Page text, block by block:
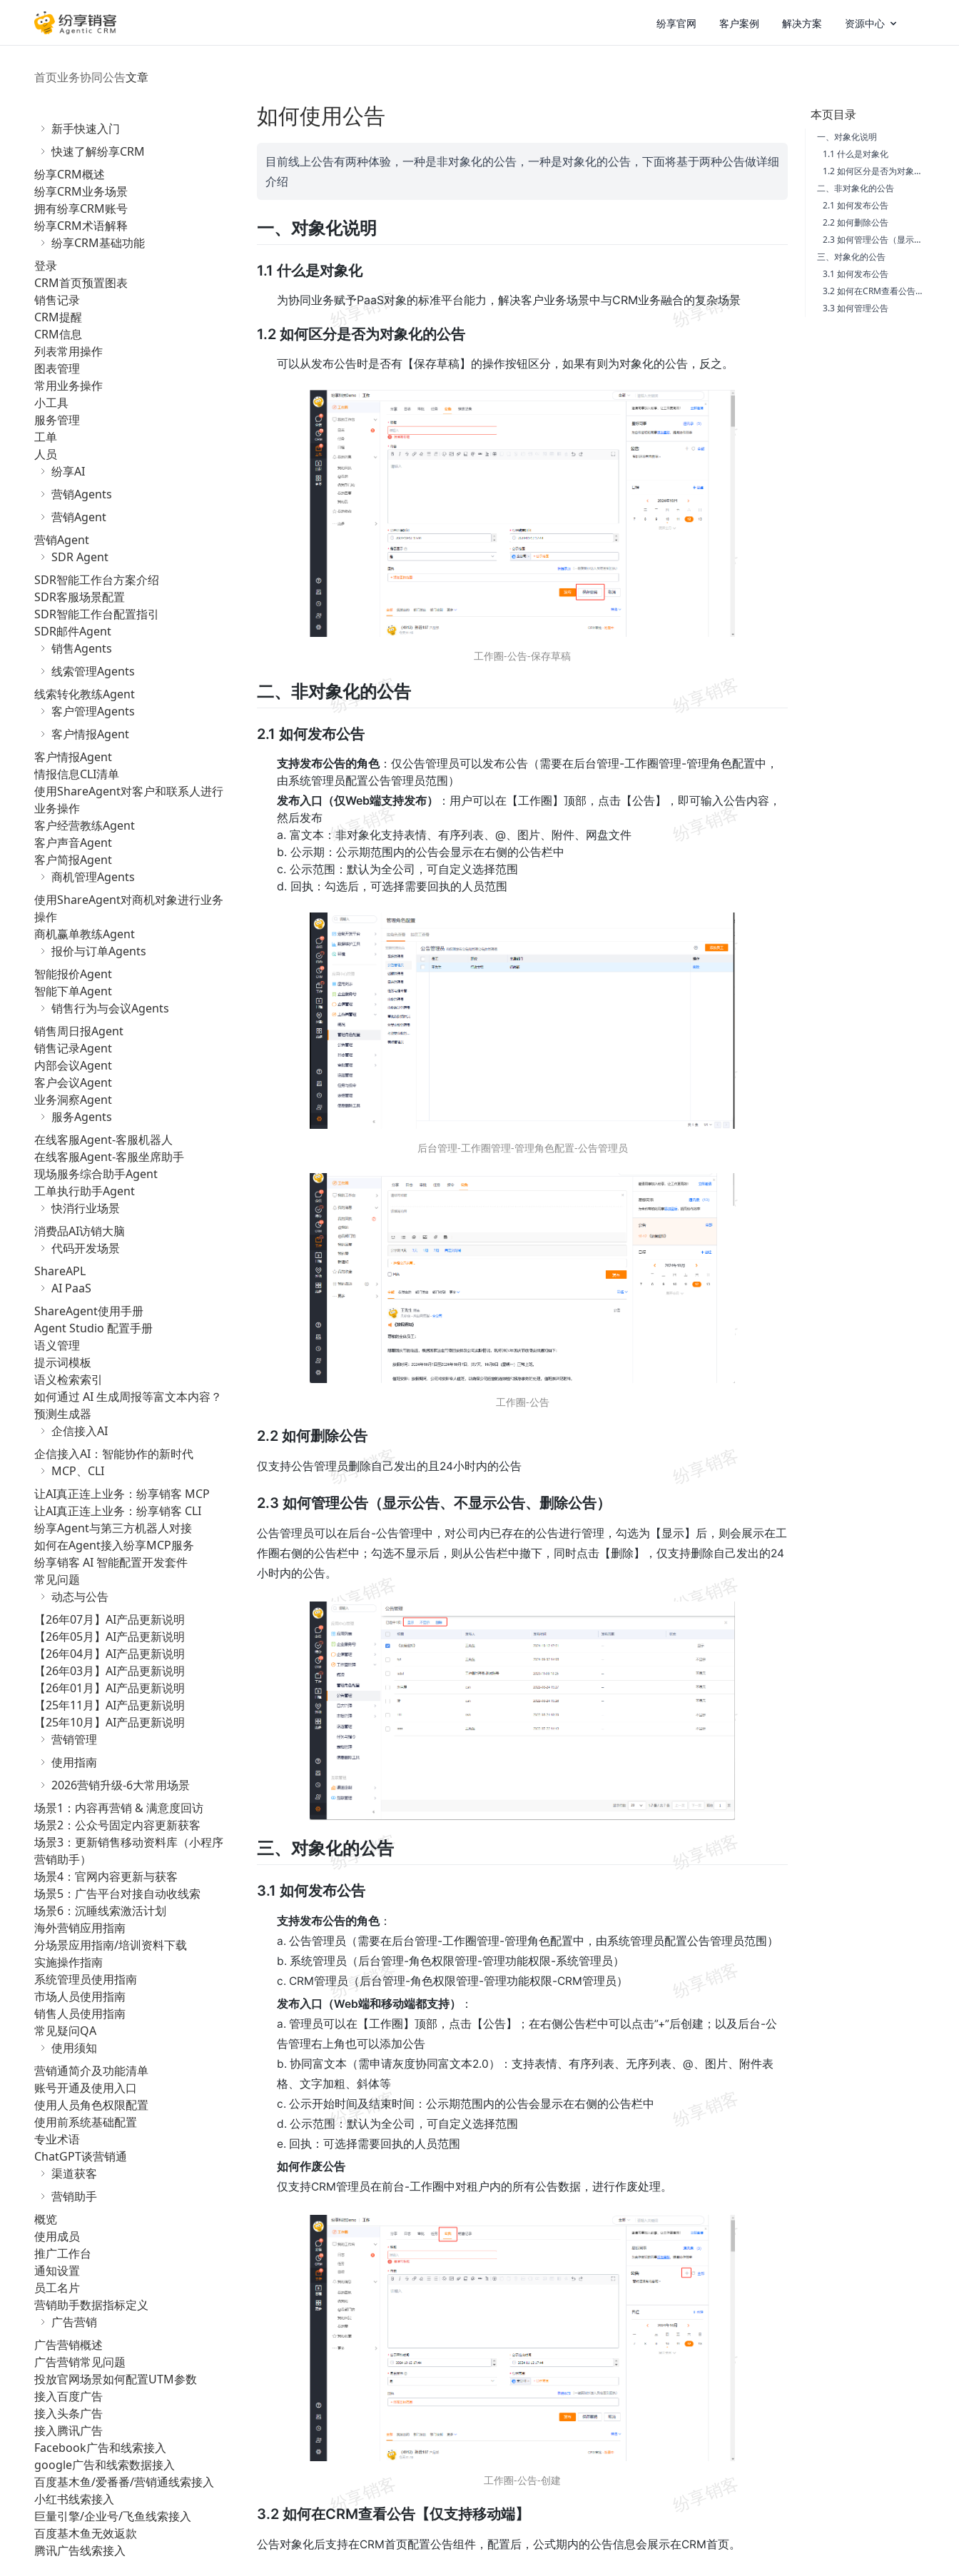
纷享官网 客户案例 解决方案 资源中心
首页业务协同公告文章
新手快速入门
快速了解纷享CRM
纷享CRM概述
纷享CRM业务场景
拥有纷享CRM账号
纷享CRM术语解释
纷享CRM基础功能
登录
CRM首页预置图表
销售记录
CRM提醒
CRM信息
列表常用操作
图表管理
常用业务操作
小工具
服务管理
工单
人员
纷享AI
营销Agents
营销Agent
营销Agent
SDR Agent
SDR智能工作台方案介绍
SDR客服场景配置
SDR智能工作台配置指引
SDR邮件Agent
销售Agents
线索管理Agents
线索转化教练Agent
客户管理Agents
客户情报Agent
客户情报Agent
情报信息CLI清单
使用ShareAgent对客户和联系人进行
业务操作
客户经营教练Agent
客户声音Agent
客户简报Agent
商机管理Agents
使用ShareAgent对商机对象进行业务
操作
商机赢单教练Agent
报价与订单Agents
智能报价Agent
智能下单Agent
销售行为与会议Agents
销售周日报Agent
销售记录Agent
内部会议Agent
客户会议Agent
业务洞察Agent
服务Agents
在线客服Agent-客服机器人
在线客服Agent-客服坐席助手
现场服务综合助手Agent
工单执行助手Agent
快消行业场景
消费品AI访销大脑
代码开发场景
ShareAPL
AI PaaS
ShareAgent使用手册
Agent Studio 配置手册
语义管理
提示词模板
语义检索索引
如何通过 AI 生成周报等富文本内容？
预测生成器
企信接入AI
企信接入AI：智能协作的新时代
MCP、CLI
让AI真正连上业务：纷享销客 MCP
让AI真正连上业务：纷享销客 CLI
纷享Agent与第三方机器人对接
如何在Agent接入纷享MCP服务
纷享销客 AI 智能配置开发套件
常见问题
动态与公告
【26年07月】AI产品更新说明
【26年05月】AI产品更新说明
【26年04月】AI产品更新说明
【26年03月】AI产品更新说明
【26年01月】AI产品更新说明
【25年11月】AI产品更新说明
【25年10月】AI产品更新说明
营销管理
使用指南
2026营销升级-6大常用场景
场景1：内容再营销 & 满意度回访
场景2：公众号固定内容更新获客
场景3：更新销售移动资料库（小程序
营销助手）
场景4：官网内容更新与获客
场景5：广告平台对接自动收线索
场景6：沉睡线索激活计划
海外营销应用指南
分场景应用指南/培训资料下载
实施操作指南
系统管理员使用指南
市场人员使用指南
销售人员使用指南
常见疑问QA
使用须知
营销通简介及功能清单
账号开通及使用入口
使用人员角色权限配置
使用前系统基础配置
专业术语
ChatGPT谈营销通
渠道获客
营销助手
概览
使用成员
推广工作台
通知设置
员工名片
营销助手数据指标定义
广告营销
广告营销概述
广告营销常见问题
投放官网场景如何配置UTM参数
接入百度广告
接入头条广告
接入腾讯广告
Facebook广告和线索接入
google广告和线索数据接入
百度基木鱼/爱番番/营销通线索接入
小红书线索接入
巨量引擎/企业号/飞鱼线索接入
百度基木鱼无效返款
腾讯广告线索接入
如何使用公告
目前线上公告有两种体验，一种是非对象化的公告，一种是对象化的公告，下面将基于两种公告做详细
介绍
一、对象化说明
1.1 什么是对象化
为协同业务赋予PaaS对象的标准平台能力，解决客户业务场景中与CRM业务融合的复杂场景
1.2 如何区分是否为对象化的公告
可以从发布公告时是否有【保存草稿】的操作按钮区分，如果有则为对象化的公告，反之。
工作圈-公告-保存草稿
二、非对象化的公告
2.1 如何发布公告
支持发布公告的角色：仅公告管理员可以发布公告（需要在后台管理-工作圈管理-管理角色配置中，
由系统管理员配置公告管理员范围）
发布入口（仅Web端支持发布）
：用户可以在【工作圈】顶部，点击【公告】，即可输入公告内容，
然后发布
a. 富文本：非对象化支持表情、有序列表、@、图片、附件、网盘文件
b. 公示期：公示期范围内的公告会显示在右侧的公告栏中
c. 公示范围：默认为全公司，可自定义选择范围
d. 回执：勾选后，可选择需要回执的人员范围
后台管理-工作圈管理-管理角色配置-公告管理员
工作圈-公告
2.2 如何删除公告
仅支持公告管理员删除自己发出的且24小时内的公告
2.3 如何管理公告（显示公告、不显示公告、删除公告）
公告管理员可以在后台-公告管理中，对公司内已存在的公告进行管理，勾选为【显示】后，则会展示在工
作圈右侧的公告栏中；勾选不显示后，则从公告栏中撤下，同时点击【删除】，仅支持删除自己发出的24
小时内的公告。
三、对象化的公告
3.1 如何发布公告
支持发布公告的角色：
a. 公告管理员（需要在后台管理-工作圈管理-管理角色配置中，由系统管理员配置公告管理员范围）
b. 系统管理员（后台管理-角色权限管理-管理功能权限-系统管理员）
c. CRM管理员（后台管理-角色权限管理-管理功能权限-CRM管理员）
发布入口（Web端和移动端都支持）
：
a. 管理员可以在【工作圈】顶部，点击【公告】；在右侧公告栏中可以点击”+”后创建；以及后台-公
告管理右上角也可以添加公告
b. 协同富文本（需申请灰度协同富文本2.0）：支持表情、有序列表、无序列表、@、图片、附件表
格、文字加粗、斜体等
c. 公示开始时间及结束时间：公示期范围内的公告会显示在右侧的公告栏中
d. 公示范围：默认为全公司，可自定义选择范围
e. 回执：可选择需要回执的人员范围
如何作废公告
仅支持CRM管理员在前台-工作圈中对租户内的所有公告数据，进行作废处理。
工作圈-公告-创建
3.2 如何在CRM查看公告【仅支持移动端】
公告对象化后支持在CRM首页配置公告组件，配置后，公式期内的公告信息会展示在CRM首页。
本页目录
一、对象化说明
1.1 什么是对象化
1.2 如何区分是否为对象化的公告
二、非对象化的公告
2.1 如何发布公告
2.2 如何删除公告
2.3 如何管理公告（显示公告、不显示公告、删除公告）
三、对象化的公告
3.1 如何发布公告
3.2 如何在CRM查看公告【仅支持移动端】
3.3 如何管理公告